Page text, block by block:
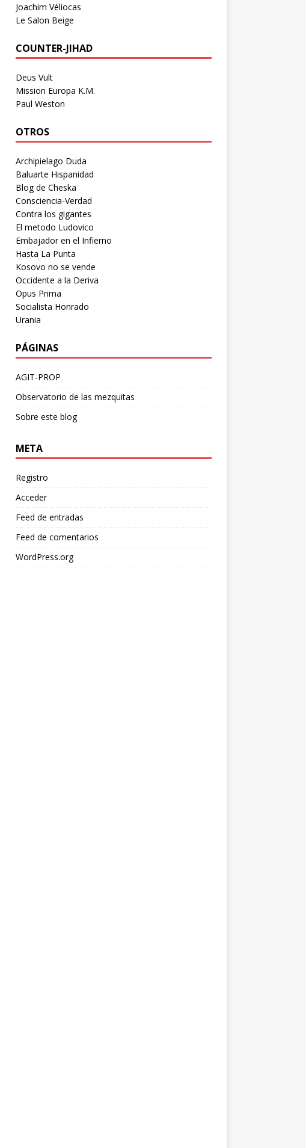
Joachim Véliocas
Le Salon Beige
COUNTER-JIHAD
Deus Vult
Mission Europa K.M.
Paul Weston
OTROS
Archipielago Duda
Baluarte Hispanidad
Blog de Cheska
Consciencia-Verdad
Contra los gigantes
El metodo Ludovico
Embajador en el Infierno
Hasta La Punta
Kosovo no se vende
Occidente a la Deriva
Opus Prima
Socialista Honrado
Urania
PÁGINAS
AGIT-PROP
Observatorio de las mezquitas
Sobre este blog
META
Registro
Acceder
Feed de entradas
Feed de comentarios
WordPress.org